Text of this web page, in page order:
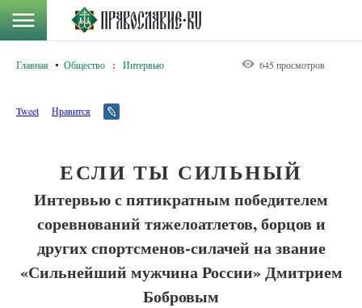
Главная Общество : Интервью 645 просмотров
Tweet Нравится
ЕСЛИ ТЫ СИЛЬНЫЙ
Интервью с пятикратным победителем
соревнований тяжелоатлетов, борцов и
других спортсменов-силачей на звание
«Сильнейший мужчина России» Дмитрием
Бобровым